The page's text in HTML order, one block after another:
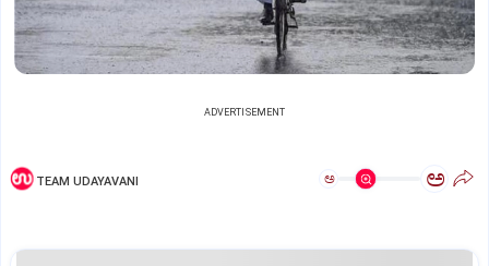
ADVERTISEMENT
TEAM UDAYAVANI ಅ ಅ